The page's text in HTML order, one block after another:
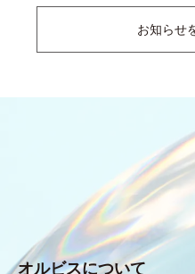
お知らせ
オルビスについて